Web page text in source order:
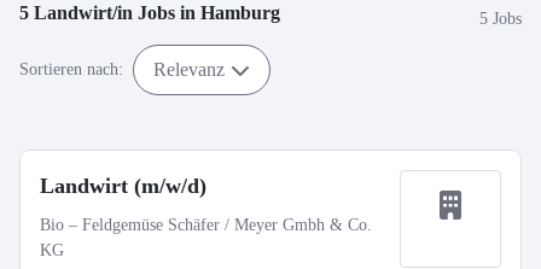
5 Landwirt/in Jobs in Hamburg 5 Jobs
Sortieren nach: Relevanz
Landwirt (m/w/d)
Bio – Feldgemüse Schäfer / Meyer Gmbh & Co.
KG